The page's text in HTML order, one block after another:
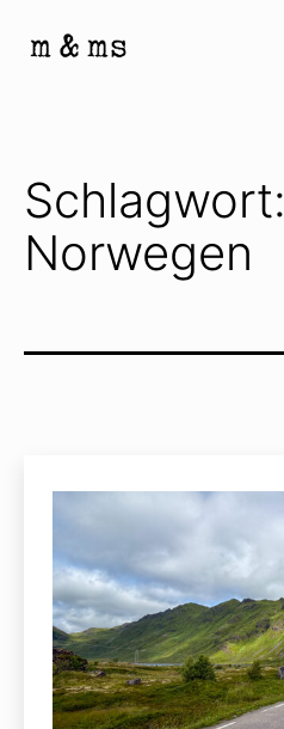
Inhalt
&
Ms
Schlagwort:
Norwegen